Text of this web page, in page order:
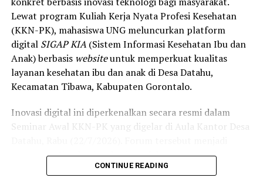
Selain skrining TBC, mahasiswa turut mendampingi
nakes Puskesmas Talaga Jaya dalam memberikan
pelayanan Cek Kesehatan Gratis (CKG), meliputi
pengukuran tekanan darah, cek kadar gula darah, dan
penapisan faktor risiko penyakit tidak menular (PTM)
sebagai upaya promotif-preventif.
Perwakilan DPL KKN-PK, Dr. dr. Vivien Novarina A.
Kasim, M.Kes., menegaskan bahwa keterlibatan
Perguruan Tinggi dalam mengawal transformasi
layanan kesehatan primer.
Lewat program Kuliah Kerja Nyata Profesi Kesehatan
(KKN-PK), mahasiswa UNG meluncurkan platform
digital SIGAP KIA(Sistem Informasi Kesehatan Ibu dan
Anak) berbasis websiteuntuk memperkuat kualitas
layanan kesehatan ibu dan anak di Desa Datahu,
Kecamatan Tibawa, Kabupaten Gorontalo.
Inovasi digital ini diperkenalkan secara resmi dalam
Seminar Awal KKN-PK yang digelar di Aula Kantor Desa
sarana penting bagi mahasiswa dalam memaparkan
pemetaan data awal kesehatan masyarakat, sekaligus
CONTINUE READING